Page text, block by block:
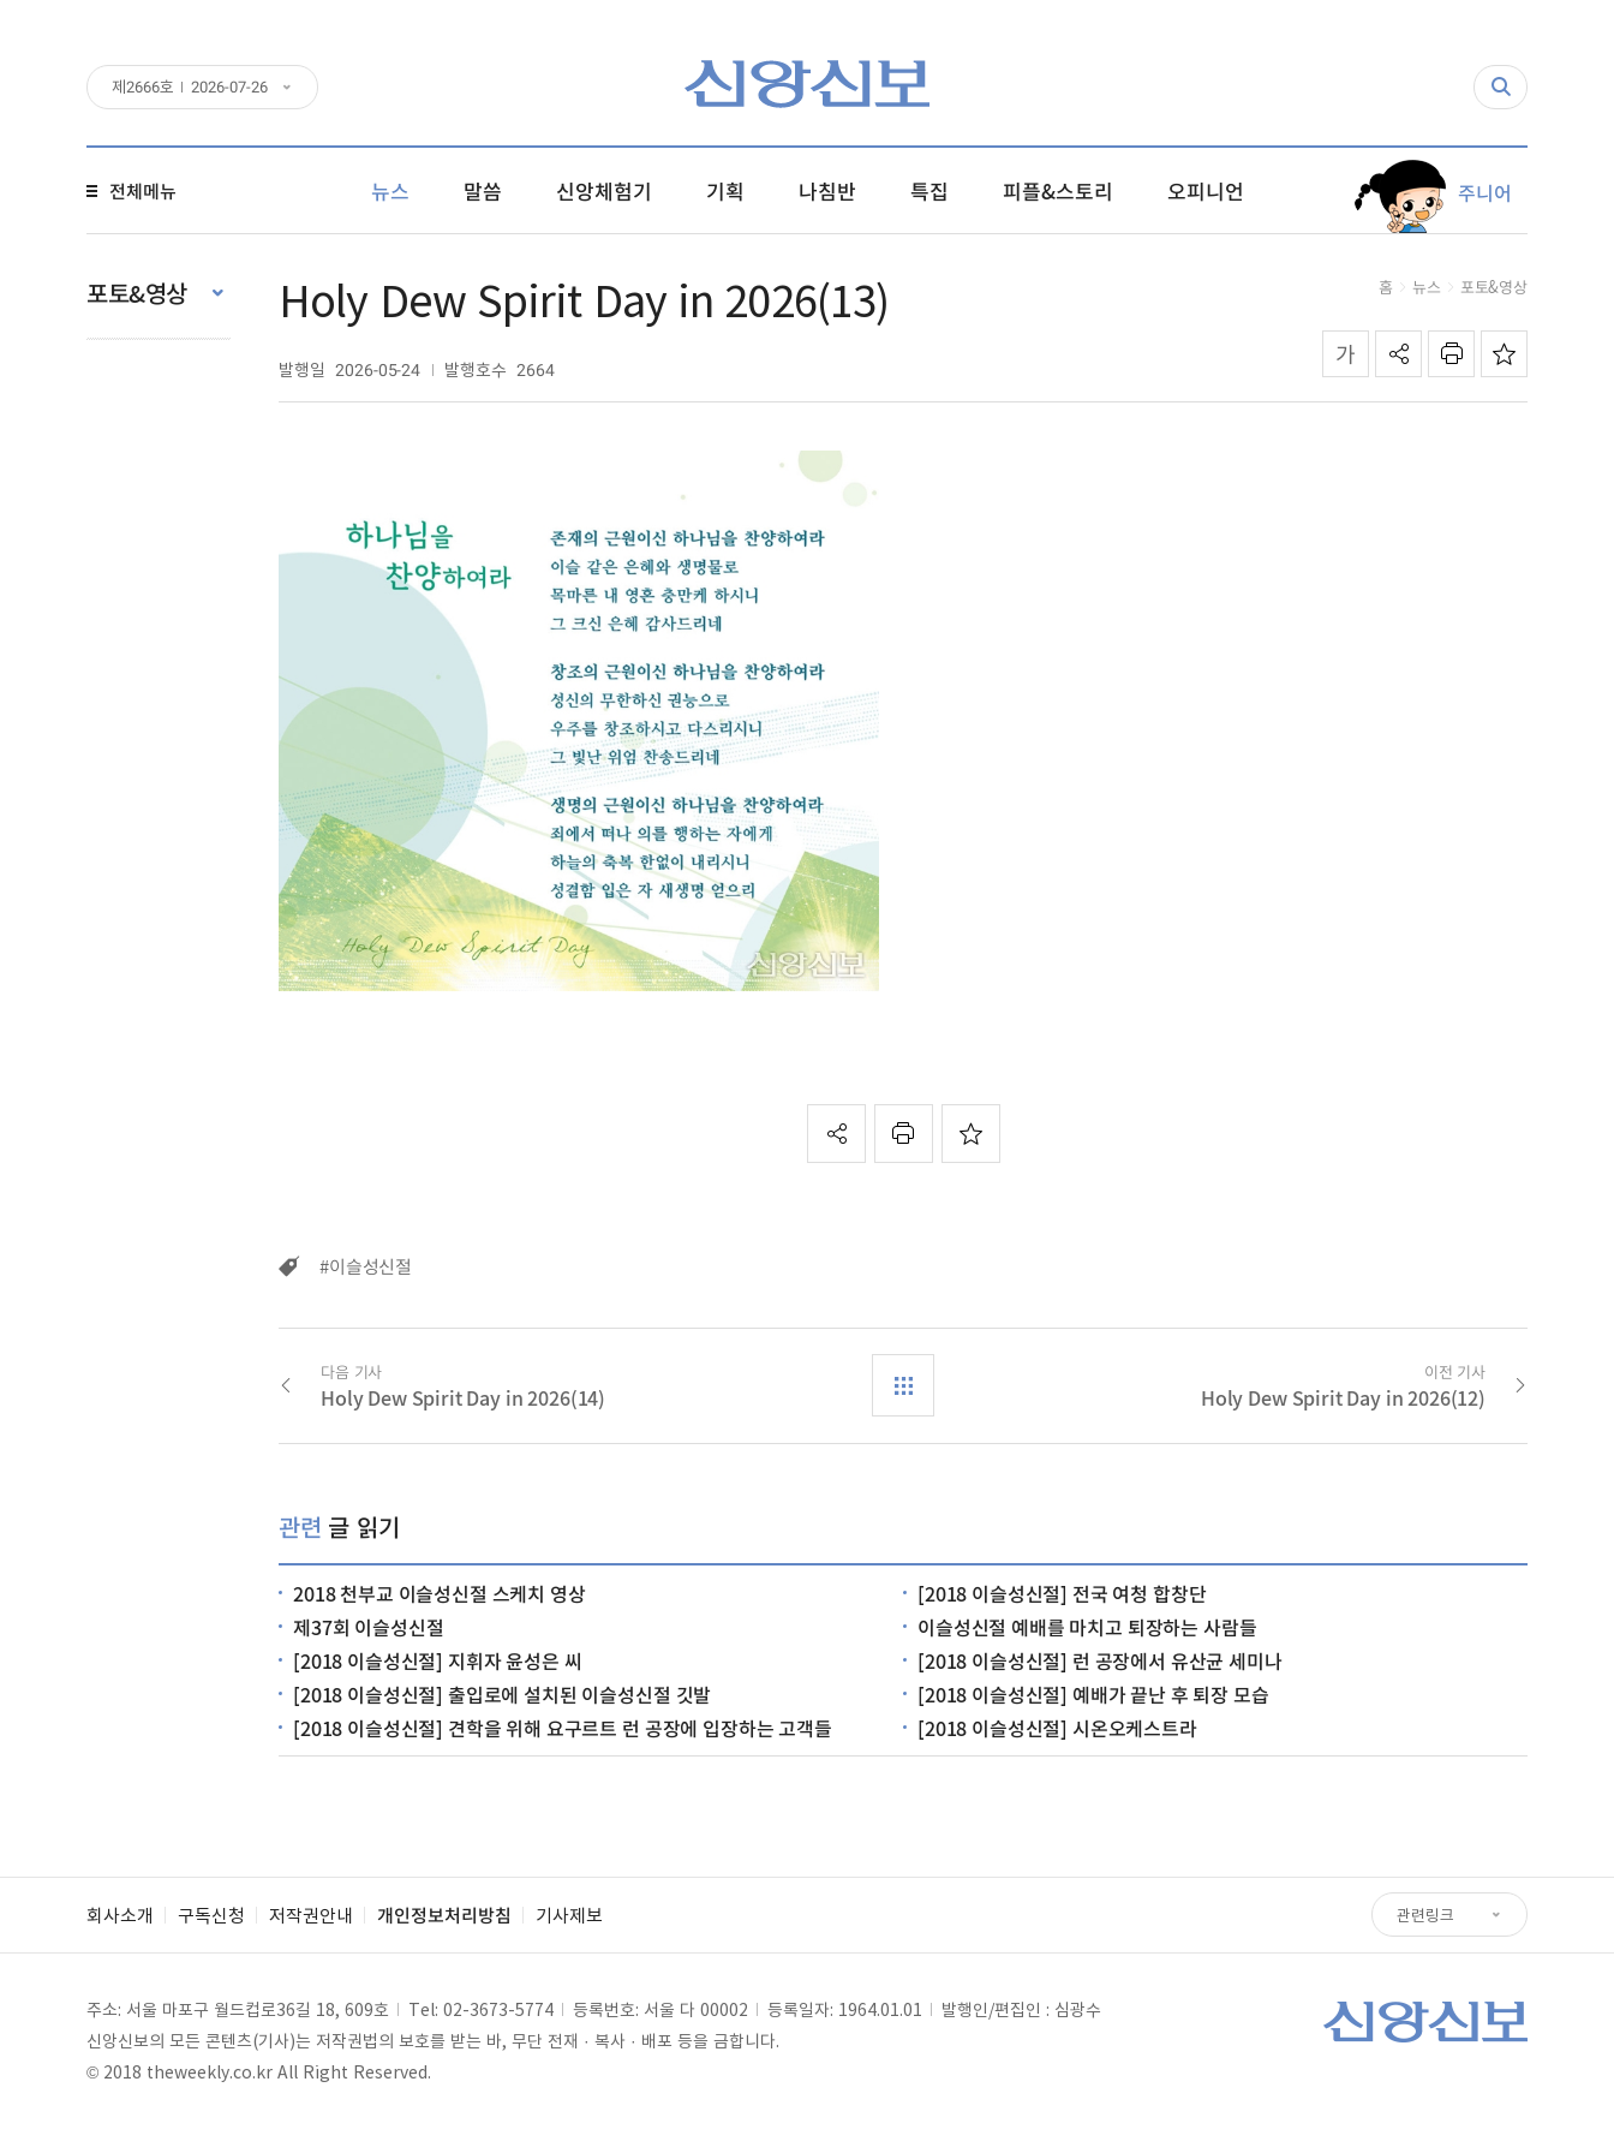
제 2666호 2026-07-26
전체메뉴 뉴스 말씀 신앙체험기 기획 나침반 특집 피플&스토리 오피니언 주니어
포토&영상 Holy Dew Spirit Day in 2026(13)
발행일 2026-05-24 발행호수 2664
홈 뉴스 포토&영상
#이슬성신절
다음 기사
Holy Dew Spirit Day in 2026(14)
이전 기사
Holy Dew Spirit Day in 2026(12)
관련 글 읽기
2018 천부교 이슬성신절 스케치 영상
[2018 이슬성신절] 전국 여청 합창단
제37회 이슬성신절
이슬성신절 예배를 마치고 퇴장하는 사람들
[2018 이슬성신절] 지휘자 윤성은 씨
[2018 이슬성신절] 런 공장에서 유산균 세미나
[2018 이슬성신절] 출입로에 설치된 이슬성신절 깃발
[2018 이슬성신절] 예배가 끝난 후 퇴장 모습
[2018 이슬성신절] 견학을 위해 요구르트 런 공장에 입장하는 고객들
[2018 이슬성신절] 시온오케스트라
회사소개 구독신청 저작권안내 개인정보처리방침 기사제보 관련링크
주소: 서울 마포구 월드컵로36길 18, 609호 Tel: 02-3673-5774 등록번호: 서울 다 00002 등록일자: 1964.01.01
발행인/편집인 : 심광수
신앙신보의 모든 콘텐츠(기사)는 저작권법의 보호를 받는 바, 무단 전재 · 복사 · 배포 등을 금합니다.
© 2018 theweekly.co.kr All Right Reserved.